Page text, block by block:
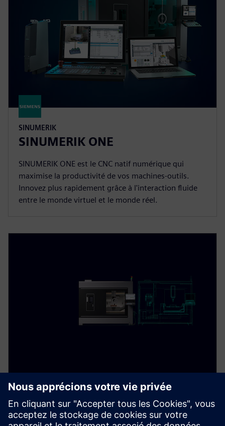
SINUMERIK
SINUMERIK ONE
SINUMERIK ONE est le CNC natif numérique qui
maximise la productivité de vos machines-outils.
Innovez plus rapidement grâce à l'interaction fluide
entre le monde virtuel et le monde réel.
Digital Twin for parts